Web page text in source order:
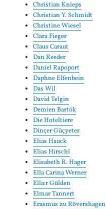
Christian Knieps
Christian Y. Schmidt
Christine Wiesel
Clara Fieger
Claus Caraut
Dan Reeder
Daniel Rapoport
Daphne Elfenbein
Das Wil
David Telgin
Demien Bartók
Die Hoteltiere
Dinçer Güçyeter
Elias Hauck
Elias Hirschl
Elisabeth R. Hager
Ella Carina Werner
Ella:r Gülden
Elmar Tannert
Erasmus zu Rövershagen